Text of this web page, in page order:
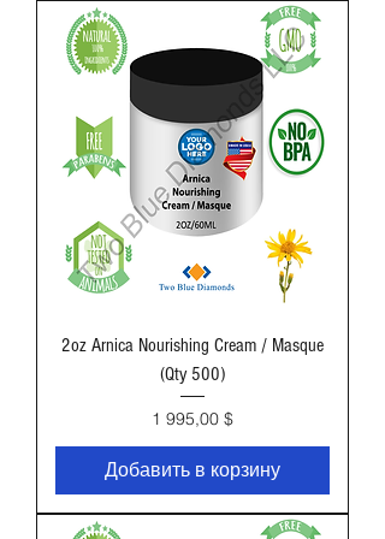
2oz Arnica Nourishing Cream / Masque
(Qty 500)
Цена
1 995,00 $
Добавить в корзину